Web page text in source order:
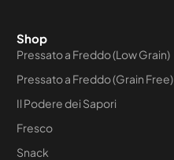
Shop
Pressato a Freddo (Low Grain)
Pressato a Freddo (Grain Free)
Il Podere dei Sapori
Fresco
Snack